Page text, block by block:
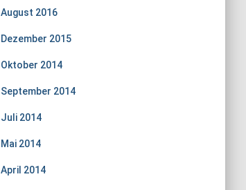
August 2016
Dezember 2015
Oktober 2014
September 2014
Juli 2014
Mai 2014
April 2014